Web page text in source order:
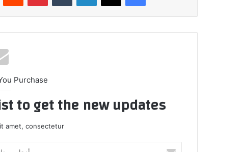
Purchase
to get the new updates!
amet, consectetur.